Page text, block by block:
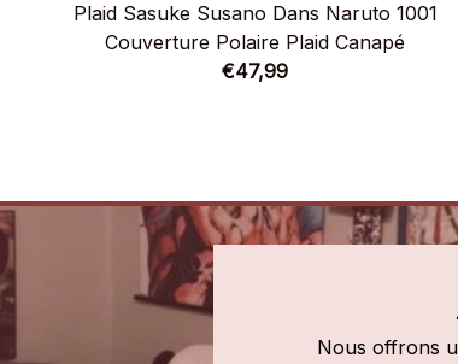
Plaid Sasuke Susano Dans Naruto 1001
Couverture Polaire Plaid Canapé
€47,99
Nous offrons